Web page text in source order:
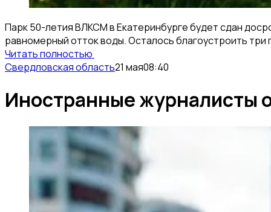
Парк 50-летия ВЛКСМ в Екатеринбурге будет сдан
равномерный отток воды. Осталось благоустроить
Читать полностью
Свердловская область21 мая08:40
Иностранные журналисты